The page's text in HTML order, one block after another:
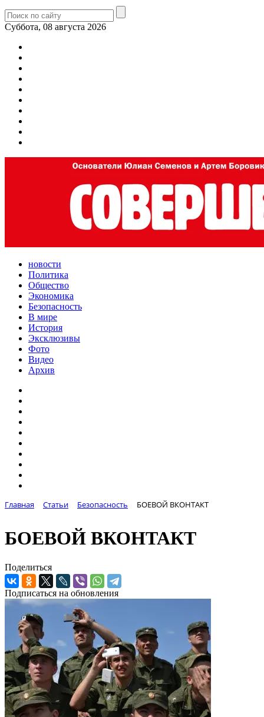
Суббота, 08 августа 2026
новости
Политика
Общество
Экономика
Безопасность
В мире
История
Эксклюзивы
Фото
Видео
Архив
Главная Статьи Безопасность БОЕВОЙ ВКОНТАКТ
БОЕВОЙ ВКОНТАКТ
Поделиться
Подписаться на обновления